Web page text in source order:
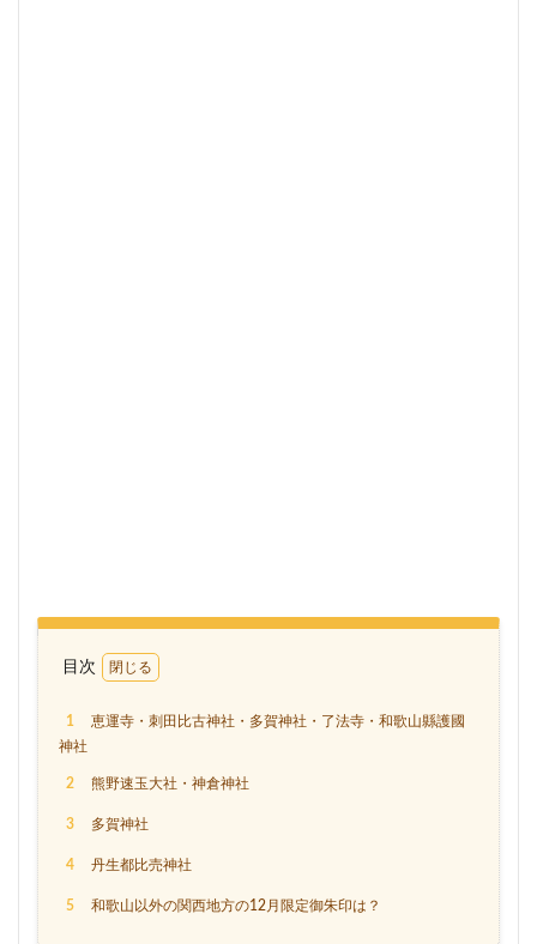
目次
1
恵運寺・刺田比古神社・多賀神社・了法寺・和歌山縣護國
神社
2 熊野速玉大社・神倉神社
3 多賀神社
4 丹生都比売神社
5 和歌山以外の関西地方の12月限定御朱印は？